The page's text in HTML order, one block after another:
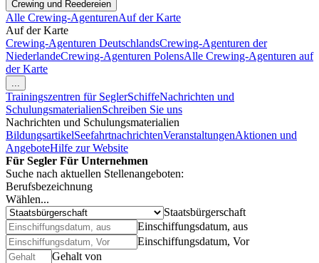
Crewing und Reedereien
Alle Crewing-AgenturenAuf der Karte
Auf der Karte
Crewing-Agenturen DeutschlandsCrewing-Agenturen der
NiederlandeCrewing-Agenturen PolensAlle Crewing-Agenturen auf
der Karte
...
Trainingszentren für SeglerSchiffeNachrichten und
SchulungsmaterialienSchreiben Sie uns
Nachrichten und Schulungsmaterialien
BildungsartikelSeefahrtnachrichtenVeranstaltungenAktionen und
AngeboteHilfe zur Website
Für Segler Für Unternehmen
Suche nach aktuellen Stellenangeboten:
Berufsbezeichnung
Wählen...
Staatsbürgerschaft
Einschiffungsdatum, aus
Einschiffungsdatum, Vor
Gehalt von